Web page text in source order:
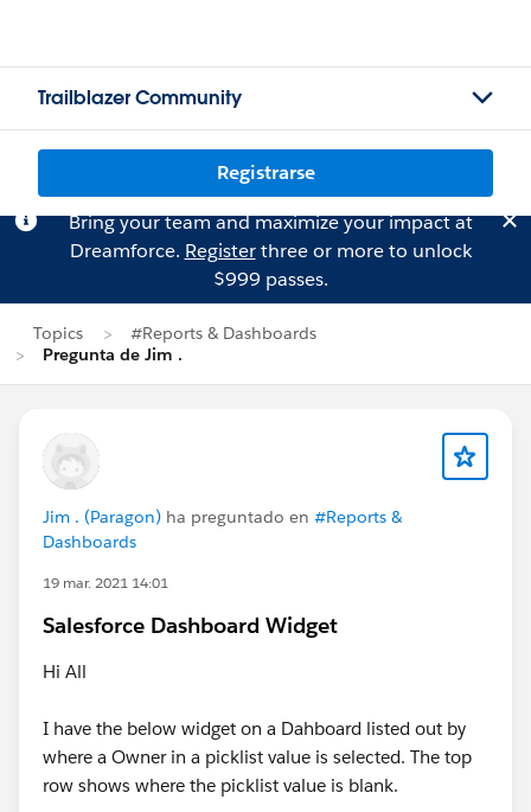
Trailblazer Community
Registrarse
Bring your team and maximize your impact at
Dreamforce. Registerthree or more to unlock
$999 passes.
Topics
#Reports & Dashboards
Pregunta de Jim .
Jim . (Paragon) ha preguntado en #Reports &
Dashboards
19 mar. 2021 14:01
Salesforce Dashboard Widget
Hi All
I have the below widget on a Dahboard listed out by
where a Owner in a picklist value is selected. The top
row shows where the picklist value is blank.